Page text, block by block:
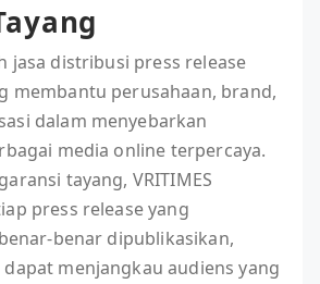
jasa distribusi press release
membantu perusahaan, brand,
dalam menyebarkan
media online terpercaya.
tayang, VRITIMES
press release yang
benar dipublikasikan,
menjangkau audiens yang